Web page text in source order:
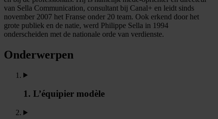
van Sella Communication, consultant bij Canal+ en leidt sinds
november 2007 het Franse onder 20 team. Ook erkend door het
grote publiek en de natie, werd Philippe Sella in 1994
onderscheiden met de nationale orde van verdienste.
Onderwerpen
1. L’équipier modèle